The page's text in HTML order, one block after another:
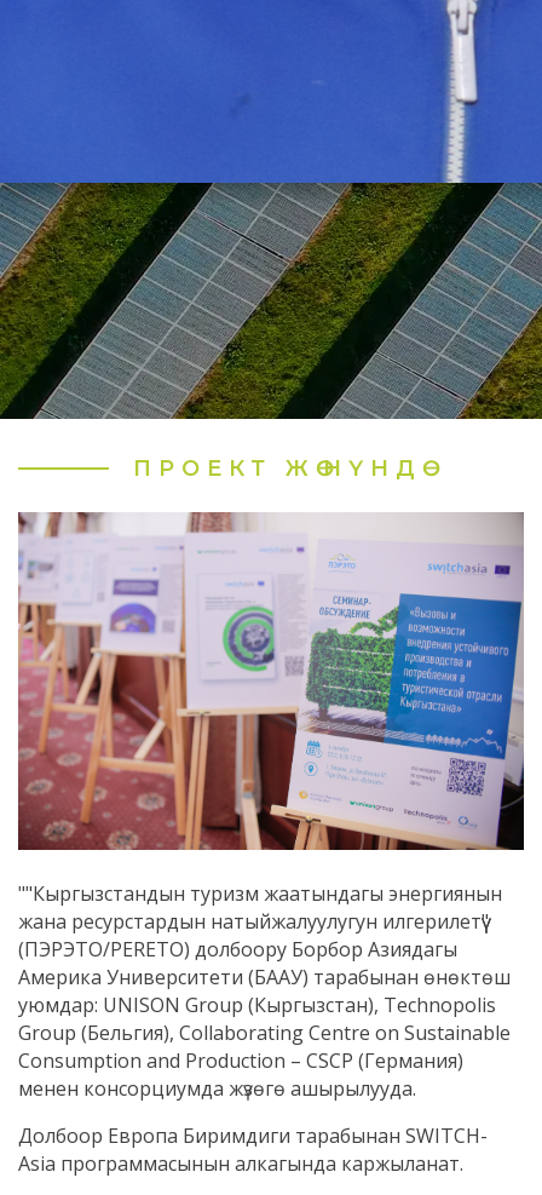
ПРОЕКТ ЖӨНҮНДӨ
""Кыргызстандын туризм жаатындагы энергиянын
жана ресурстардын натыйжалуулугун илгерилетүү"
(ПЭРЭТО/PERETO) долбоору Борбор Азиядагы
Америка Университети (БААУ) тарабынан өнөктөш
уюмдар: UNISON Group (Кыргызстан), Technopolis
Group (Бельгия), Collaborating Centre on Sustainable
Consumption and Production – СSCP (Германия)
менен консорциумда жүзөгө ашырылууда.
Долбоор Европа Биримдиги тарабынан SWITCH-
Asia программасынын алкагында каржыланат.